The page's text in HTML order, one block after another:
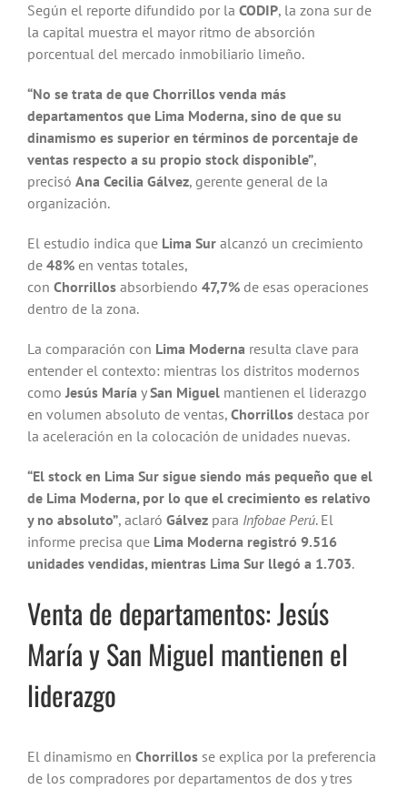
Según el reporte difundido por la CODIP, la zona sur de
la capital muestra el mayor ritmo de absorción
porcentual del mercado inmobiliario limeño.
“No se trata de que Chorrillos venda más
departamentos que Lima Moderna, sino de que su
dinamismo es superior en términos de porcentaje de
ventas respecto a su propio stock disponible”,
precisó Ana Cecilia Gálvez, gerente general de la
organización.
El estudio indica que Lima Sur alcanzó un crecimiento
de 48% en ventas totales,
con Chorrillos absorbiendo 47,7% de esas operaciones
dentro de la zona.
La comparación con Lima Moderna resulta clave para
entender el contexto: mientras los distritos modernos
comoJesús María ySan Miguel mantienen el liderazgo
en volumen absoluto de ventas, Chorrillos destaca por
la aceleración en la colocación de unidades nuevas.
“El stock en Lima Sur sigue siendo más pequeño que el
de Lima Moderna, por lo que el crecimiento es relativo
y no absoluto”, aclaró Gálvez para Infobae Perú. El
informe precisa que Lima Moderna registró 9.516
unidades vendidas, mientras Lima Sur llegó a 1.703.
Venta de departamentos: Jesús
María y San Miguel mantienen el
liderazgo
El dinamismo en Chorrillos se explica por la preferencia
de los compradores por departamentos de dos y tres